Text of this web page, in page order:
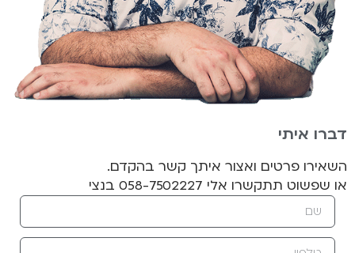
דברו איתי
השאירו פרטים ואצור איתך קשר בהקדם.
או שפשוט תתקשרו אלי 058-7502227 בנצי